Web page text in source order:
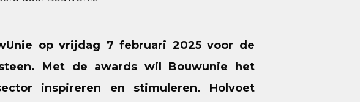
op vrijdag 7 februari 2025 voor de
Met de awards wil Bouwunie het
inspireren en stimuleren. Holvoet